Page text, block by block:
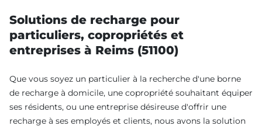
Solutions de recharge pour
particuliers, copropriétés et
entreprises à Reims (51100)
Que vous soyez un particulier à la recherche d'une borne
de recharge à domicile, une copropriété souhaitant équiper
ses résidents, ou une entreprise désireuse d'offrir une
recharge à ses employés et clients, nous avons la solution